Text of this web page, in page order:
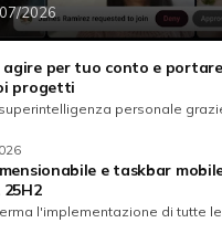
2026
agire per tuo conto e
progetti
personale
e taskbar
l'implementazione di tutte